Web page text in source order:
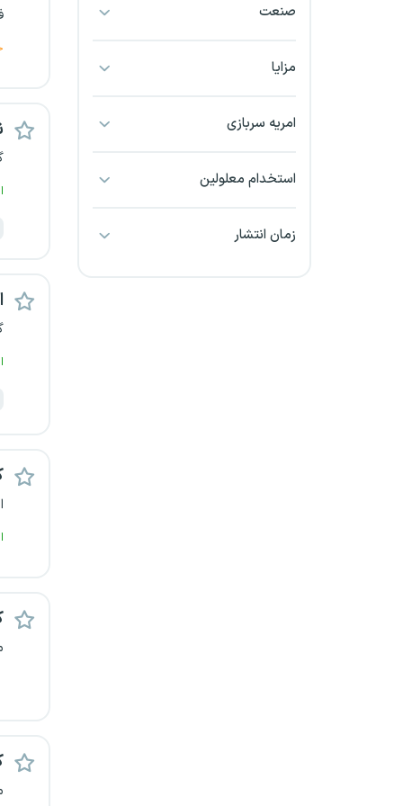
بجنورد
خراسان جنوبی
صنعت
مزایا
امریه سربازی
استخدام معلولین
زمان انتشار